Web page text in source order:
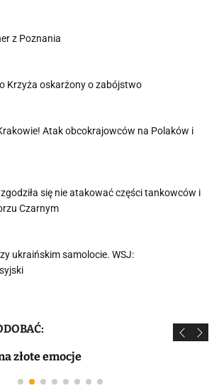
z Poznania
Krzyża oskarżony o zabójstwo
Atak obcokrajowców na Polaków i
się nie atakować części tankowców i
Czarnym
ukraińskim samolocie. WSJ:
złote emocje